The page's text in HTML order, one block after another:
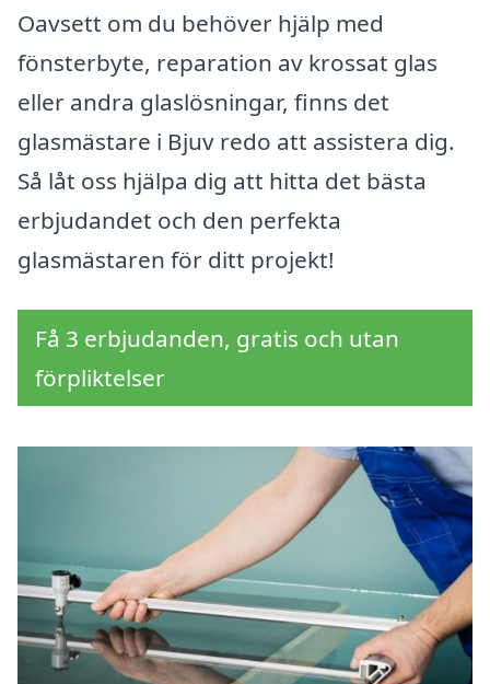
Oavsett om du behöver hjälp med
fönsterbyte, reparation av krossat glas
eller andra glaslösningar, finns det
glasmästare i Bjuv redo att assistera dig.
Så låt oss hjälpa dig att hitta det bästa
erbjudandet och den perfekta
glasmästaren för ditt projekt!
Få 3 erbjudanden, gratis och utan
förpliktelser